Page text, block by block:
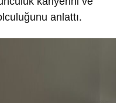
anlattı.